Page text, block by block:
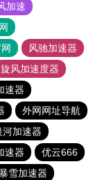
加速
风驰加速器
旋风加速度器
速器
外网网址导航
河加速器
速器
优云666
雪加速器